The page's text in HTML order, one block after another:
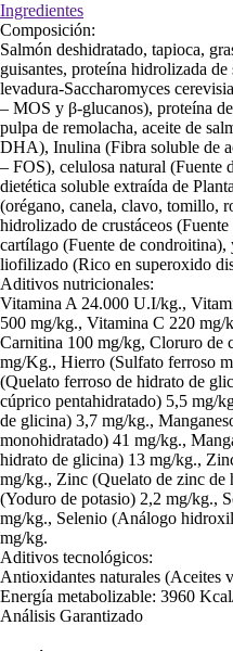
Ingredientes
Composición:
Salmón deshidratado, tapioca,
guisantes, proteína hidrolizada
levadura-Saccharomyces
– MOS y β-glucanos), proteína
pulpa de remolacha, aceite de
DHA), Inulina (Fibra soluble de
– FOS), celulosa natural (Fuente
dietética soluble extraída de
(orégano, canela, clavo, tomillo,
hidrolizado de crustáceos
cartílago (Fuente de condroitina),
liofilizado (Rico en superoxido
Aditivos nutricionales:
Vitamina A 24.000 U.I/kg.,
500 mg/kg., Vitamina C 220
Carnitina 100 mg/kg, Cloruro de
mg/Kg., Hierro (Sulfato ferroso
(Quelato ferroso de hidrato de
cúprico pentahidratado) 5,5 mg/
de glicina) 3,7 mg/kg.,
monohidratado) 41 mg/kg.,
hidrato de glicina) 13 mg/kg.,
mg/kg., Zinc (Quelato de zinc
(Yoduro de potasio) 2,2 mg/kg.,
mg/kg., Selenio (Análogo
mg/kg.
Aditivos tecnológicos:
Antioxidantes naturales (Aceites
Energía metabolizable: 3960
Análisis Garantizado